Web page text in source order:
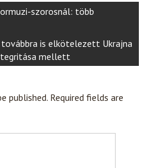
szorosnál: több
továbbra is elkötelezett Ukrajna
mellett
published. Required fields are